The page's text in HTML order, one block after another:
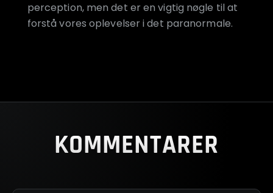
perception, men det er en vigtig nøgle til at
forstå vores oplevelser i det paranormale.
KOMMENTARER